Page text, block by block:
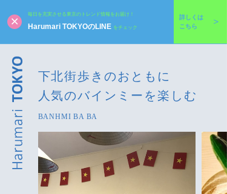
毎日を充実させる東京のトレンド情報をお届け！
Harumari TOKYOのLINE をチェック
詳しくは
こちら
下北街歩きのおともに
人気のバインミーを楽しむ
BANHMI BA BA